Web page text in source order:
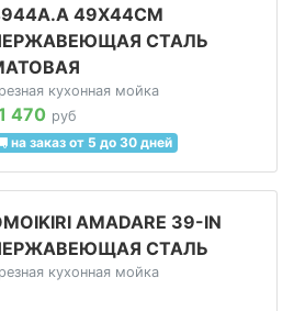
49Х44СМ
СТАЛЬ
кухонная мойка
470 руб
на заказ от 5 до 30 дней
AMADARE 39-IN
СТАЛЬ
кухонная мойка